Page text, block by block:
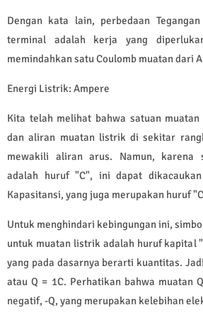
Dengan kata lain, perbedaan
terminal adalah kerja yang
memindahkan satu Coulomb muatan dari
Energi Listrik: Ampere
Kita telah melihat bahwa satuan
dan aliran muatan listrik di sekitar
mewakili aliran arus. Namun, karena
adalah huruf "C", ini dapat
Kapasitansi, yang juga merupakan huruf
Untuk menghindari kebingungan ini,
untuk muatan listrik adalah huruf kapital
yang pada dasarnya berarti kuantitas.
atau Q = 1C. Perhatikan bahwa muatan
negatif, -Q, yang merupakan kelebihan